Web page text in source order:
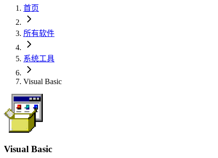
首页
所有软件
系统工具
Visual Basic
Visual Basic